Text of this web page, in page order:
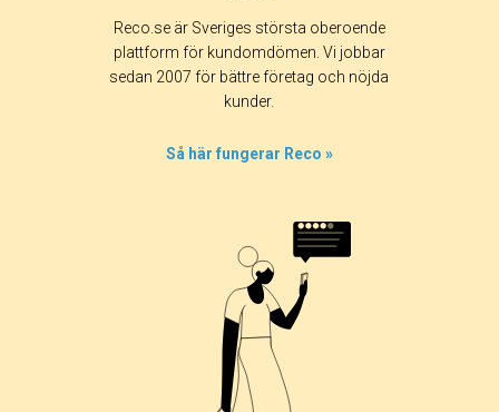
365 dagar 90 dagar
30 dagar
Reco.se är Sveriges största oberoende
plattform för kundomdömen. Vi jobbar
sedan 2007 för bättre företag och nöjda
kunder.
Så här fungerar Reco »